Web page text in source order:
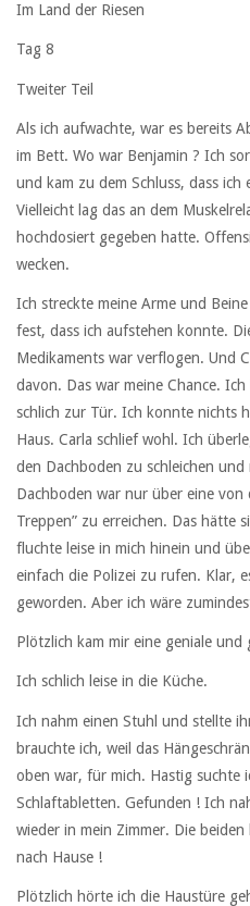
Im Land der Riesen
Tag 8
Tweiter Teil
Als ich aufwachte, war es bereits
im Bett. Wo war Benjamin ? Ich
und kam zu dem Schluss, dass
Vielleicht lag das an dem
hochdosiert gegeben hatte.
wecken.
Ich streckte meine Arme und
fest, dass ich aufstehen konnte.
Medikaments war verflogen. Und
davon. Das war meine Chance.
schlich zur Tür. Ich konnte nichts
Haus. Carla schlief wohl. Ich
den Dachboden zu schleichen
Dachboden war nur über eine von
Treppen” zu erreichen. Das hätte
fluchte leise in mich hinein und
einfach die Polizei zu rufen. Klar,
geworden. Aber ich wäre
Plötzlich kam mir eine geniale und
Ich schlich leise in die Küche.
Ich nahm einen Stuhl und stellte
brauchte ich, weil das
oben war, für mich. Hastig suchte
Schlaftabletten. Gefunden ! Ich
wieder in mein Zimmer. Die
nach Hause !
Plötzlich hörte ich die Haustüre